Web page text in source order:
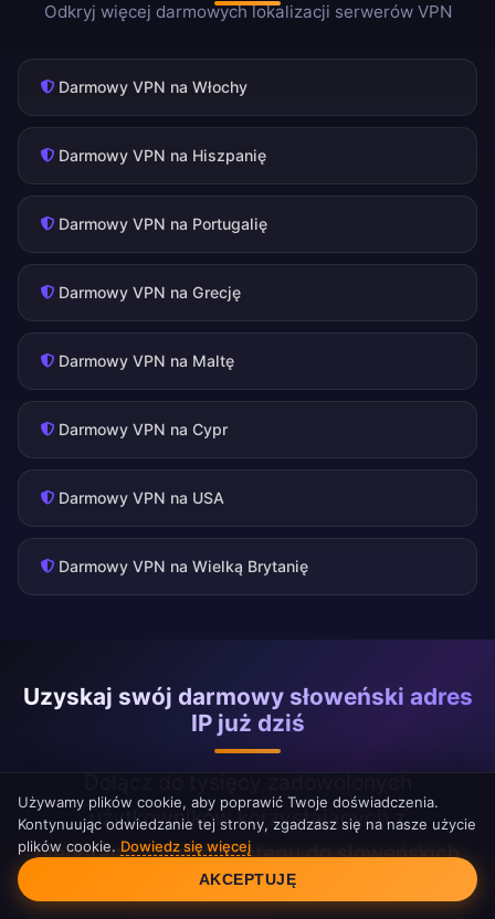
Odkryj więcej darmowych lokalizacji serwerów VPN
Darmowy VPN na Włochy
Darmowy VPN na Hiszpanię
Darmowy VPN na Portugalię
Darmowy VPN na Grecję
Darmowy VPN na Maltę
Darmowy VPN na Cypr
Darmowy VPN na USA
Darmowy VPN na Wielką Brytanię
Uzyskaj swój darmowy słoweński adres
IP już dziś
użytkowników korzystających z
nieograniczonego dostępu do słoweńskich
treści dzięki FreeAndroidVPN
Zgoda na pliki cookie
Używamy plików cookie, aby poprawić Twoje doświadczenia.
Kontynuując odwiedzanie tej strony, zgadzasz się na nasze użycie
plików cookie. Dowiedz się więcej
AKCEPTUJĘ